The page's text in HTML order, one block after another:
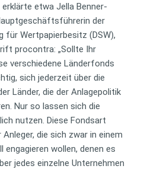
etwa Jella Benner-
der
für Wertpapierbesitz (DSW),
procontra: „Sollte Ihr
verschiedene Länderfonds
sich jederzeit über die
Länder, die der Anlagepolitik
Nur so lassen sich die
nutzen. Diese Fondsart
die sich zwar in einem
wollen, denen es
jedes einzelne Unternehmen